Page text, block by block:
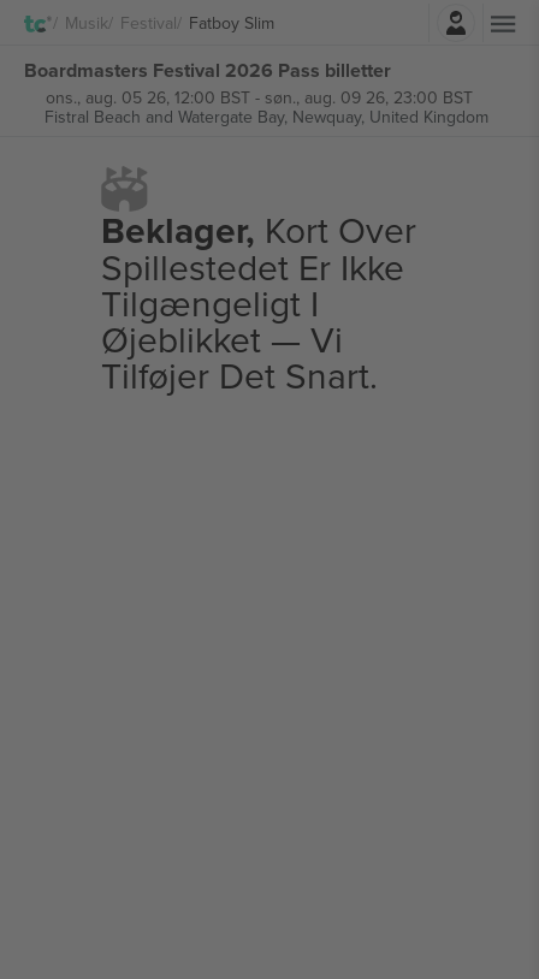
Musik Festival Fatboy Slim
Boardmasters Festival 2026 Pass billetter
ons., aug. 05 26, 12:00 BST- søn., aug. 09 26, 23:00 BST
Fistral Beach and Watergate Bay, Newquay, United Kingdom
Beklager, Kort Over
Spillestedet Er Ikke
Tilgængeligt I
Øjeblikket — Vi
Tilføjer Det Snart.